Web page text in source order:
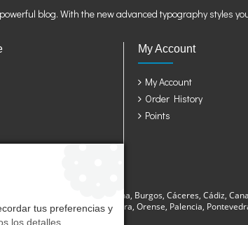
blog. With the new advanced typography styles
My Account
My Account
Order History
Points
Badajoz, Baleares, Barcelona, Burgos, Cáceres, Cádiz,
Málaga, Murcia, Navarra, Orense, Palencia,
tus preferencias y
los detalles